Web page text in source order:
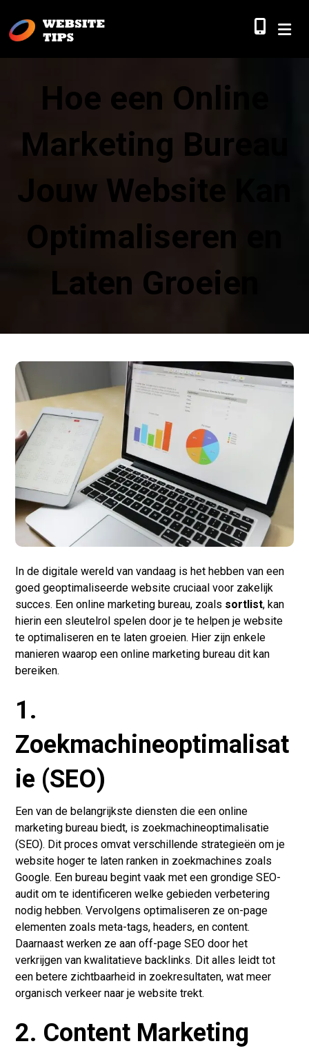
Hoe een Online
Marketing Bureau
Jouw Website Kan
Optimaliseren en
Laten Groeien
In de digitale wereld van vandaag is het hebben van een
goed geoptimaliseerde website cruciaal voor zakelijk
succes. Een online marketing bureau, zoals sortlist, kan
hierin een sleutelrol spelen door je te helpen je website
te optimaliseren en te laten groeien. Hier zijn enkele
manieren waarop een online marketing bureau dit kan
bereiken.
1.
Zoekmachineoptimalisat
ie (SEO)
Een van de belangrijkste diensten die een online
marketing bureau biedt, is zoekmachineoptimalisatie
(SEO). Dit proces omvat verschillende strategieën om je
website hoger te laten ranken in zoekmachines zoals
Google. Een bureau begint vaak met een grondige SEO-
audit om te identificeren welke gebieden verbetering
nodig hebben. Vervolgens optimaliseren ze on-page
elementen zoals meta-tags, headers, en content.
Daarnaast werken ze aan off-page SEO door het
verkrijgen van kwalitatieve backlinks. Dit alles leidt tot
een betere zichtbaarheid in zoekresultaten, wat meer
organisch verkeer naar je website trekt.
2. Content Marketing